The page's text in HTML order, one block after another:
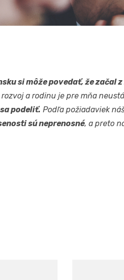
si môže povedať, že
a rodinu je pre mňa
podeliť. Podľa požiadaviek
sú neprenosné, a preto